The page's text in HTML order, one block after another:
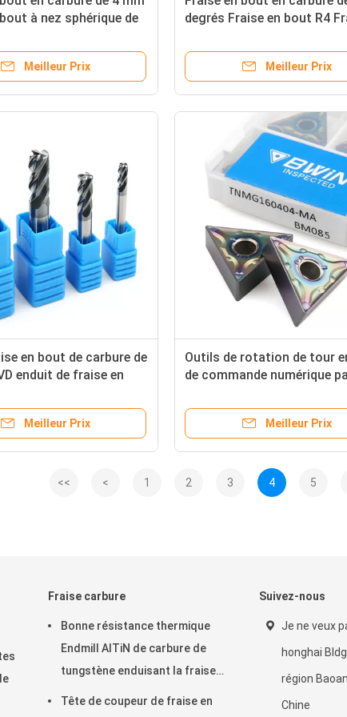
à nez sphérique de
Meilleur Prix
degrés Fraise en bout R4
Meilleur Prix
en bout de carbure de
enduit de fraise en
Meilleur Prix
Outils de rotation de tour
de commande numérique
Matrial d'acier de TNMG
Meilleur Prix
<< < 1 2 3 4 5
Fraise carbure
Bonne résistance thermique
Endmill AlTiN de carbure de
tungstène enduisant la fraise
Tête de coupeur de fraise en
Suivez-nous
Je ne veux
honghai
région
Chine